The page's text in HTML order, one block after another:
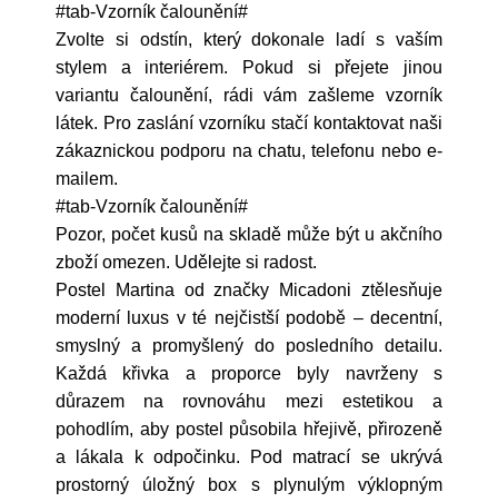
#tab-Vzorník čalounění#
Zvolte si odstín, který dokonale ladí s vaším
stylem a interiérem. Pokud si přejete jinou
variantu čalounění, rádi vám zašleme vzorník
látek. Pro zaslání vzorníku stačí kontaktovat naši
zákaznickou podporu na chatu, telefonu nebo e-
mailem.
#tab-Vzorník čalounění#
Pozor, počet kusů na skladě může být u akčního
zboží omezen. Udělejte si radost.
Postel Martina od značky Micadoni ztělesňuje
moderní luxus v té nejčistší podobě – decentní,
smyslný a promyšlený do posledního detailu.
Každá křivka a proporce byly navrženy s
důrazem na rovnováhu mezi estetikou a
pohodlím, aby postel působila hřejivě, přirozeně
a lákala k odpočinku. Pod matrací se ukrývá
prostorný úložný box s plynulým výklopným